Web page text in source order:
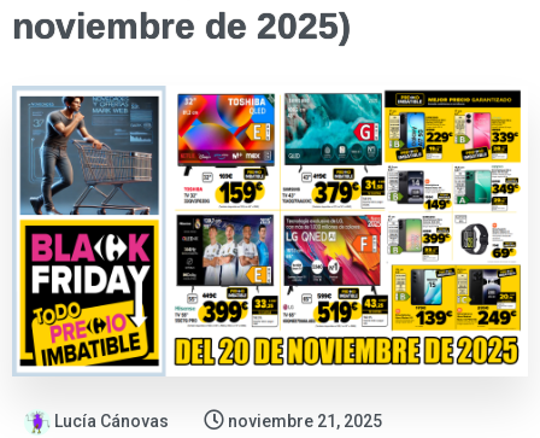
noviembre de 2025)
Lucía Cánovas noviembre 21, 2025